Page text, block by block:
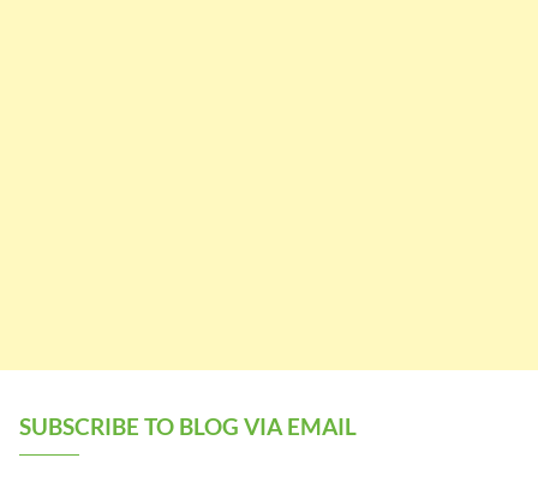
SUBSCRIBE TO BLOG VIA EMAIL